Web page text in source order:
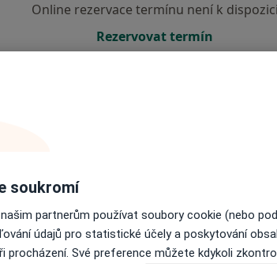
Online rezervace termínu není k dispozici
Rezervovat termín
Online rezervace termínu není k
Rezervovat termín
soukromí
partnerům používat soubory cookie (nebo
údajů pro statistické účely a poskytování
procházení. Své preference můžete kdykoli